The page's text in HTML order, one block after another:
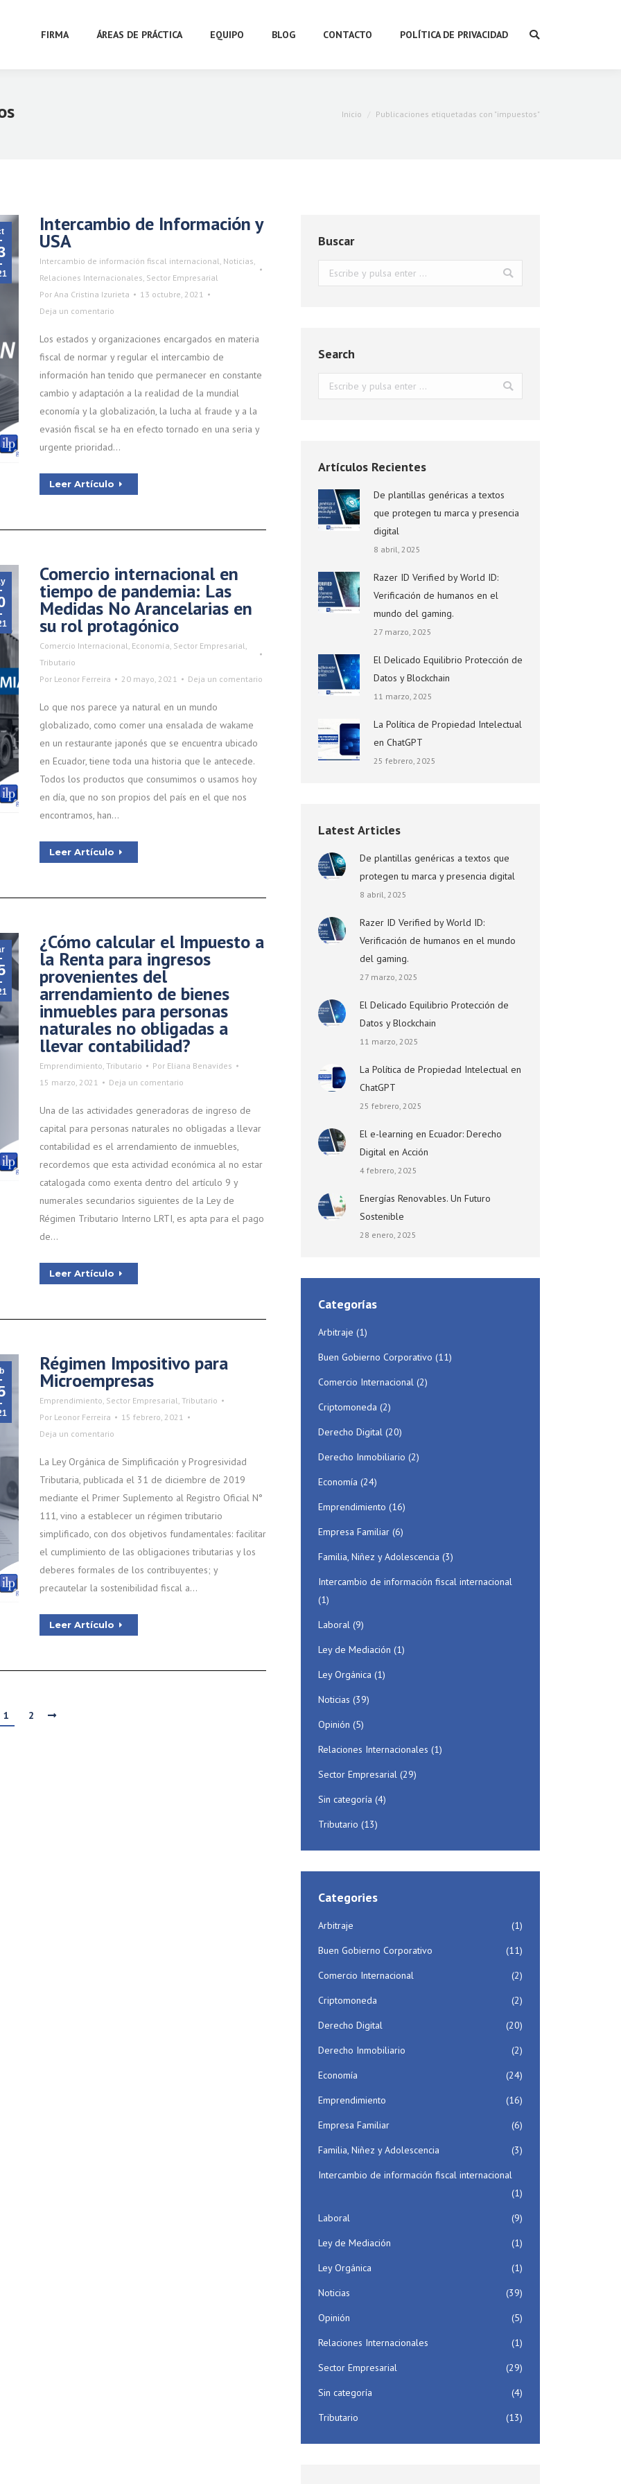
FIRMA ÁREAS DE PRÁCTICA EQUIPO BLOG CONTACTO POLÍTICA DE PRIVACIDAD Buscar:
Estás aquí:
Inicio Publicaciones etiquetadas con "impuestos"
Intercambio de Información y
USA
Intercambio de información fiscal internacional, Noticias,
Relaciones Internacionales, Sector Empresarial
Por Ana Cristina Izurieta
13 octubre, 2021
Deja un comentario
Los estados y organizaciones encargados en materia
fiscal de normar y regular el intercambio de
información han tenido que permanecer en constante
cambio y adaptación a la realidad de la mundial
economía y la globalización, la lucha al fraude y a la
evasión fiscal se ha en efecto tornado en una seria y
urgente prioridad…
Leer Artículo
Comercio internacional en
tiempo de pandemia: Las
Medidas No Arancelarias en
su rol protagónico
Comercio Internacional, Economía, Sector Empresarial,
Tributario
Por Leonor Ferreira 20 mayo, 2021 Deja un comentario
Lo que nos parece ya natural en un mundo
globalizado, como comer una ensalada de wakame
en un restaurante japonés que se encuentra ubicado
en Ecuador, tiene toda una historia que le antecede.
Todos los productos que consumimos o usamos hoy
en día, que no son propios del país en el que nos
encontramos, han…
Leer Artículo
¿Cómo calcular el Impuesto a
la Renta para ingresos
provenientes del
arrendamiento de bienes
inmuebles para personas
naturales no obligadas a
llevar contabilidad?
Emprendimiento, Tributario Por Eliana Benavides
15 marzo, 2021
Deja un comentario
Una de las actividades generadoras de ingreso de
capital para personas naturales no obligadas a llevar
contabilidad es el arrendamiento de inmuebles,
recordemos que esta actividad económica al no estar
catalogada como exenta dentro del artículo 9 y
numerales secundarios siguientes de la Ley de
Régimen Tributario Interno LRTI, es apta para el pago
de…
Leer Artículo
Régimen Impositivo para
Microempresas
Emprendimiento, Sector Empresarial, Tributario
Por Leonor Ferreira
15 febrero, 2021
Deja un comentario
La Ley Orgánica de Simplificación y Progresividad
Tributaria, publicada el 31 de diciembre de 2019
mediante el Primer Suplemento al Registro Oficial N°
111, vino a establecer un régimen tributario
simplificado, con dos objetivos fundamentales: facilitar
el cumplimiento de las obligaciones tributarias y los
deberes formales de los contribuyentes; y
precautelar la sostenibilidad fiscal a…
Leer Artículo
1 2
Buscar
Buscar:
Search
Buscar:
Artículos Recientes
De plantillas genéricas a textos
que protegen tu marca y presencia
digital
8 abril, 2025
Razer ID Verified by World ID:
Verificación de humanos en el
mundo del gaming.
27 marzo, 2025
El Delicado Equilibrio Protección de
Datos y Blockchain
11 marzo, 2025
La Política de Propiedad Intelectual
en ChatGPT
25 febrero, 2025
Latest Articles
De plantillas genéricas a textos que
protegen tu marca y presencia digital
8 abril, 2025
Razer ID Verified by World ID:
Verificación de humanos en el mundo
del gaming.
27 marzo, 2025
El Delicado Equilibrio Protección de
Datos y Blockchain
11 marzo, 2025
La Política de Propiedad Intelectual en
ChatGPT
25 febrero, 2025
El e-learning en Ecuador: Derecho
Digital en Acción
4 febrero, 2025
Energías Renovables. Un Futuro
Sostenible
28 enero, 2025
Categorías
Arbitraje (1)
Buen Gobierno Corporativo (11)
Comercio Internacional (2)
Criptomoneda (2)
Derecho Digital (20)
Derecho Inmobiliario (2)
Economía (24)
Emprendimiento (16)
Empresa Familiar (6)
Familia, Niñez y Adolescencia (3)
Intercambio de información fiscal internacional
(1)
Laboral (9)
Ley de Mediación (1)
Ley Orgánica (1)
Noticias (39)
Opinión (5)
Relaciones Internacionales (1)
Sector Empresarial (29)
Sin categoría (4)
Tributario (13)
Categories
Arbitraje
(1)
Buen Gobierno Corporativo
(11)
Comercio Internacional
(2)
Criptomoneda
(2)
Derecho Digital
(20)
Derecho Inmobiliario
(2)
Economía
(24)
Emprendimiento
(16)
Empresa Familiar
(6)
Familia, Niñez y Adolescencia
(3)
Intercambio de información fiscal internacional
(1)
Laboral
(9)
Ley de Mediación
(1)
Ley Orgánica
(1)
Noticias
(39)
Opinión
(5)
Relaciones Internacionales
(1)
Sector Empresarial
(29)
Sin categoría
(4)
Tributario
(13)